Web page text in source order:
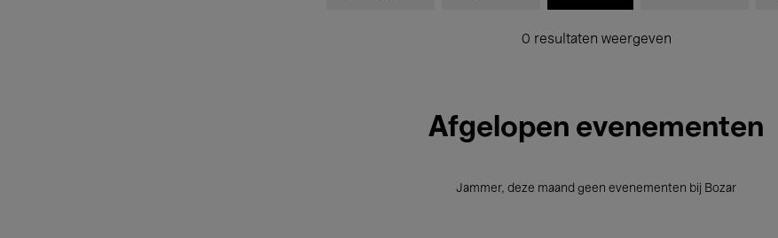
0 resultaten weergeven
Afgelopen evenementen
Jammer, deze maand geen evenementen bij Bozar